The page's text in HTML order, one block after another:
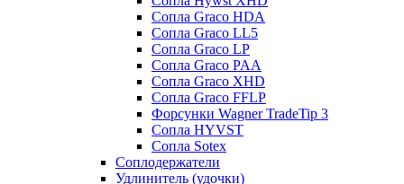
Сопла Graco HDA
Сопла Graco LL5
Сопла Graco LP
Сопла Graco PAA
Сопла Graco XHD
Сопла Graco FFLP
Форсунки Wagner TradeTip 3
Сопла HYVST
Сопла Sotex
Соплодержатели
Удлинитель (удочки)